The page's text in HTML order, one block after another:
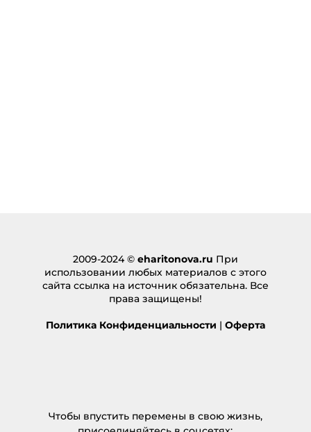
2009-2024 © eharitonova.ru При
использовании любых материалов с этого
сайта ссылка на источник обязательна. Все
права защищены!
Политика Конфиденциальности | Оферта
Чтобы впустить перемены в свою жизнь,